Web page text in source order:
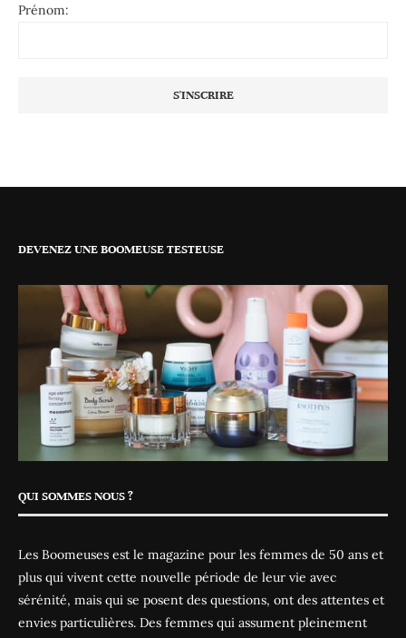
Prénom:
DEVENEZ UNE BOOMEUSE TESTEUSE
QUI SOMMES NOUS ?
Les Boomeuses est le magazine pour les femmes de 50 ans et
plus qui vivent cette nouvelle période de leur vie avec
sérénité, mais qui se posent des questions, ont des attentes et
envies particulières. Des femmes qui assument pleinement